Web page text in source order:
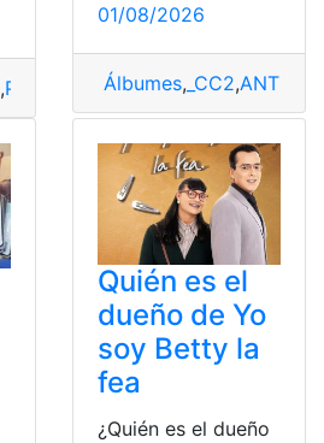
,Placas Vehículos
01/08/2026
Álbumes, _CC2,ANT
Quién es el
dueño de Yo
soy Betty la
fea
¿Quién es el dueño